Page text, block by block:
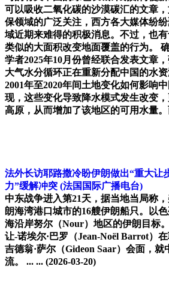
可以吸收二氧化碳的沙漠碳汇的文章
保领域的广泛关注，西方各大媒体纷
域近期来难得的积极消息。不过，也
类似的大面积改变地面覆盖的行为。
学者2025年10月份曾经联合发表文章
大气水分循环正在重新分配中国的水
2001年至2020年间土地变化如何影响
现，这些变化导致降水模式发生改变
高原，从而增加了该地区的可用水量
法外长访耶路撒冷盼伊朗做出“重大让
力”缓解冲突 (法国国际广播电台)
中东战争进入第21天，据当地当局称
朗海湾港口城市的16艘伊朗船只。以
海沿岸努尔（Nour）地区的伊朗目标
让-诺埃尔·巴罗（Jean-Noël Barrot）
吉德翁·萨尔（Gideon Saar）会面，
流。 ... ... (2026-03-20)